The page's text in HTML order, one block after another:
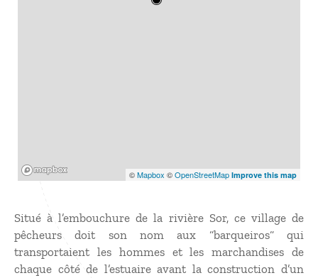
©Mapbox ©OpenStreetMap Improve this map
Situé à l’embouchure de la rivière Sor, ce village de
pêcheurs doit son nom aux “barqueiros“ qui
transportaient les hommes et les marchandises de
chaque côté de l’estuaire avant la construction d’un